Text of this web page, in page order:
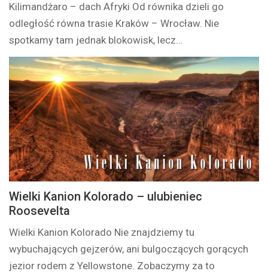
Kilimandżaro – dach Afryki Od równika dzieli go
odległość równa trasie Kraków – Wrocław. Nie
spotkamy tam jednak blokowisk, lecz…
Wielki Kanion Kolorado – ulubieniec
Roosevelta
Wielki Kanion Kolorado Nie znajdziemy tu
wybuchających gejzerów, ani bulgoczących gorących
jezior rodem z Yellowstone. Zobaczymy za to